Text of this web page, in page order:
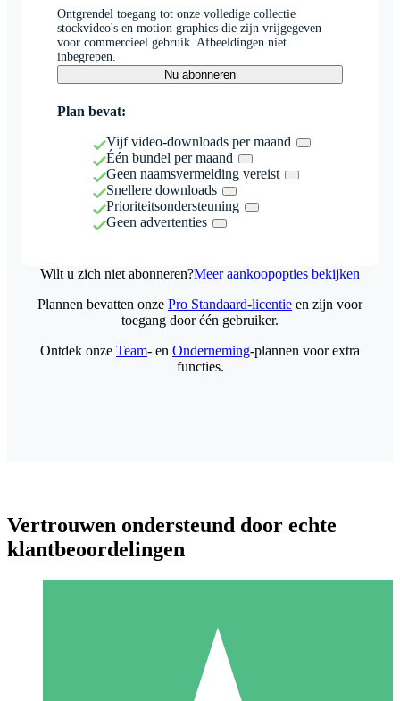
Ontgrendel toegang tot onze volledige collectie
stockvideo's en motion graphics die zijn vrijgegeven
voor commercieel gebruik. Afbeeldingen niet
inbegrepen.
Nu abonneren
Plan bevat:
Vijf video-downloads per maand
Één bundel per maand
Geen naamsvermelding vereist
Snellere downloads
Prioriteitsondersteuning
Geen advertenties
Wilt u zich niet abonneren?Meer aankoopopties bekijken
Individuele Creditpakketten
Plannen bevatten onze Pro Standaard-licentie en zijn voor
toegang door één gebruiker.
Ontdek onze Team- en Onderneming-plannen voor extra
functies.
Vertrouwen ondersteund door echte
klantbeoordelingen